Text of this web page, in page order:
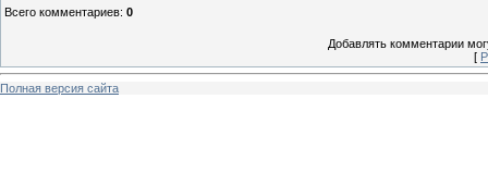
Всего комментариев: 0
Добавлять комментарии
[
Полная версия сайта